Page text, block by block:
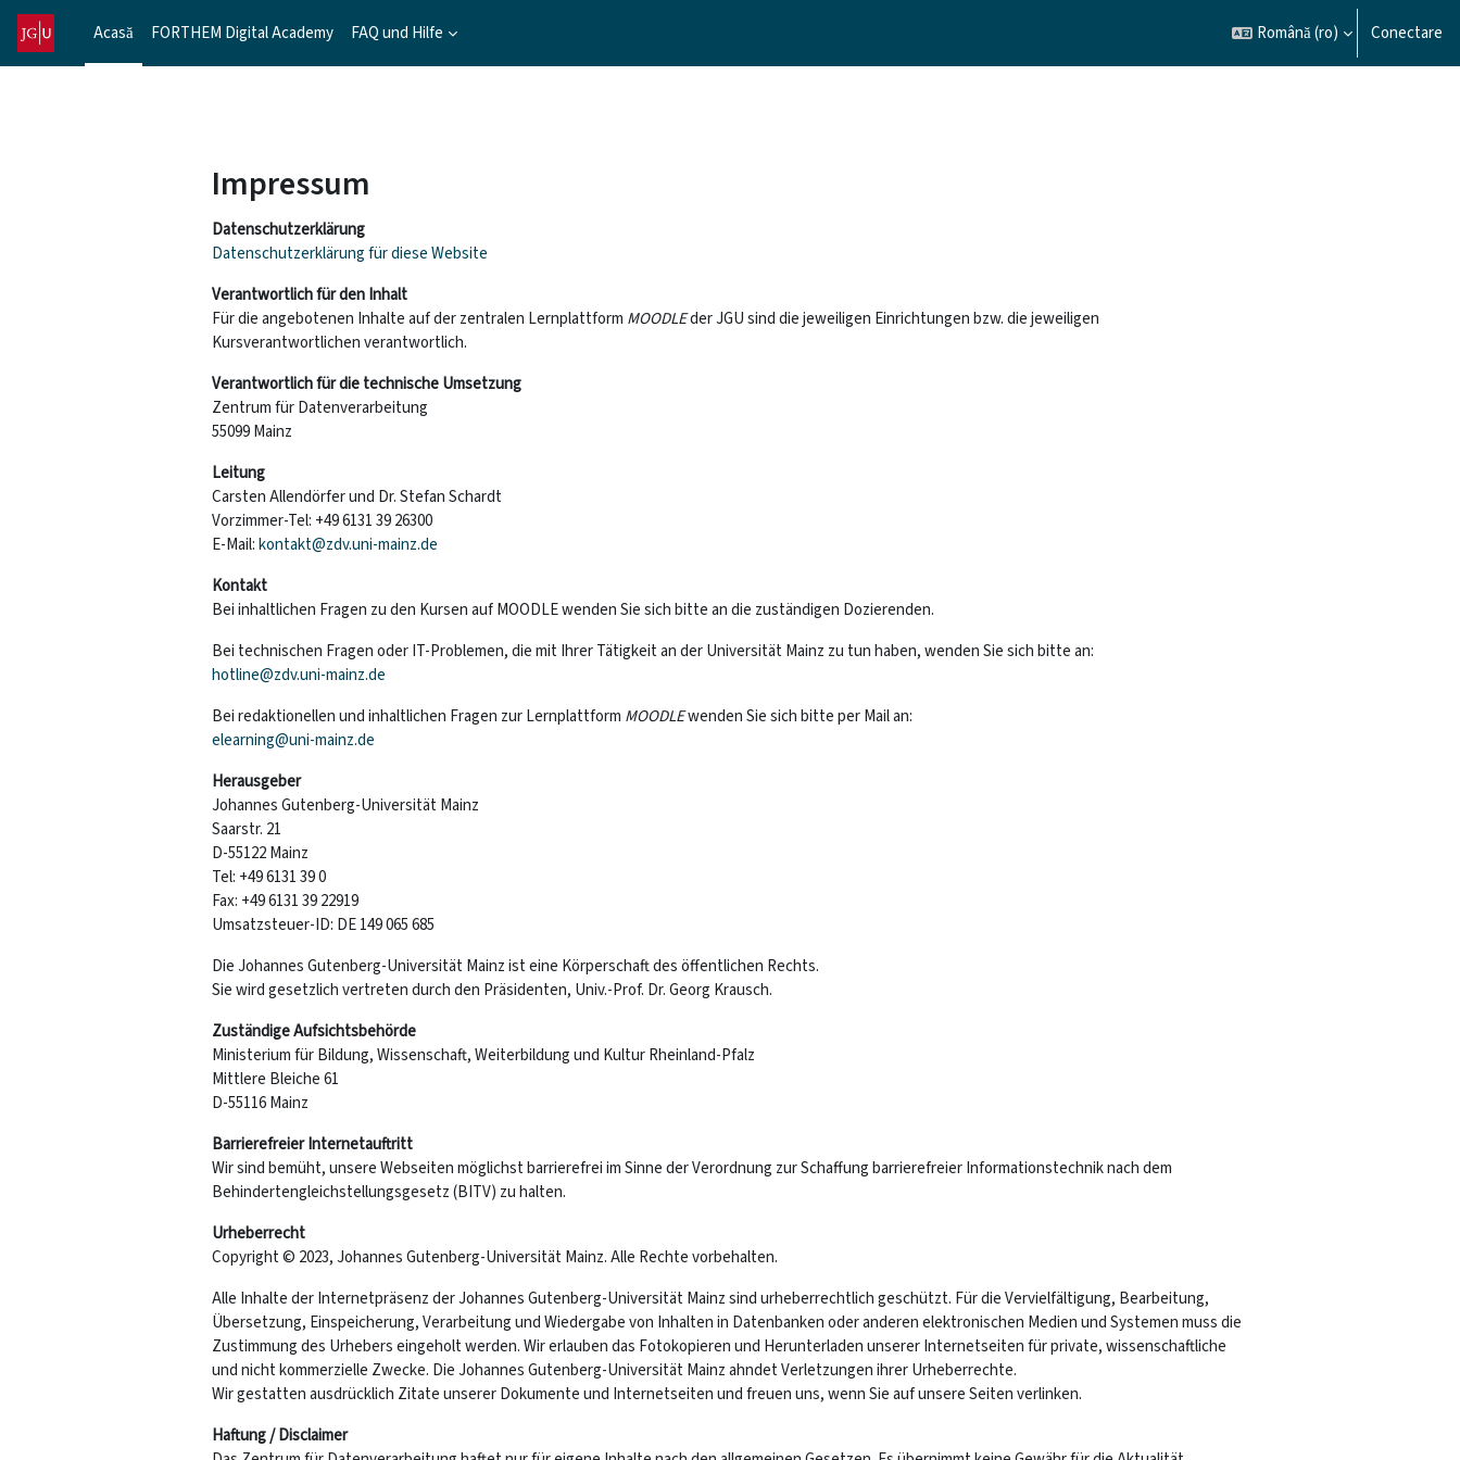
Sari la conţinutul principal
Acasă
FORTHEM Digital Academy FAQ und Hilfe Română ‎(ro)‎ Conectare
Impressum
Datenschutzerklärung
Datenschutzerklärung für diese Website
Verantwortlich für den Inhalt
Für die angebotenen Inhalte auf der zentralen Lernplattform MOODLEder JGU sind die jeweiligen Einrichtungen bzw. die jeweiligen
Kursverantwortlichen verantwortlich.
Verantwortlich für die technische Umsetzung
Zentrum für Datenverarbeitung
55099 Mainz
Leitung
Carsten Allendörfer und Dr. Stefan Schardt
Vorzimmer-Tel: +49 6131 39 26300
E-Mail:kontakt@zdv.uni-mainz.de
Kontakt
Bei inhaltlichen Fragen zu den Kursen auf MOODLE wenden Sie sich bitte an die zuständigen Dozierenden.
Bei technischen Fragen oder IT-Problemen, die mit Ihrer Tätigkeit an der Universität Mainz zu tun haben, wenden Sie sich bitte an:
hotline@zdv.uni-mainz.de
Bei redaktionellen und inhaltlichen Fragen zur Lernplattform MOODLEwenden Sie sich bitte per Mail an:
elearning@uni-mainz.de
Herausgeber
Johannes Gutenberg-Universität Mainz
Saarstr. 21
D-55122 Mainz
Tel: +49 6131 39 0
Fax: +49 6131 39 22919
Umsatzsteuer-ID: DE 149 065 685
Die Johannes Gutenberg-Universität Mainz ist eine Körperschaft des öffentlichen Rechts.
Sie wird gesetzlich vertreten durch den Präsidenten, Univ.-Prof. Dr. Georg Krausch.
Zuständige Aufsichtsbehörde
Ministerium für Bildung, Wissenschaft, Weiterbildung und Kultur Rheinland-Pfalz
Mittlere Bleiche 61
D-55116 Mainz
Barrierefreier Internetauftritt
Wir sind bemüht, unsere Webseiten möglichst barrierefrei im Sinne der Verordnung zur Schaffung barrierefreier Informationstechnik nach dem
Behindertengleichstellungsgesetz (BITV) zu halten.
Urheberrecht
Copyright © 2023, Johannes Gutenberg-Universität Mainz. Alle Rechte vorbehalten.
Alle Inhalte der Internetpräsenz der Johannes Gutenberg-Universität Mainz sind urheberrechtlich geschützt. Für die Vervielfältigung, Bearbeitung,
Übersetzung, Einspeicherung, Verarbeitung und Wiedergabe von Inhalten in Datenbanken oder anderen elektronischen Medien und Systemen muss die
Zustimmung des Urhebers eingeholt werden. Wir erlauben das Fotokopieren und Herunterladen unserer Internetseiten für private, wissenschaftliche
und nicht kommerzielle Zwecke. Die Johannes Gutenberg-Universität Mainz ahndet Verletzungen ihrer Urheberrechte.
Wir gestatten ausdrücklich Zitate unserer Dokumente und Internetseiten und freuen uns, wenn Sie auf unsere Seiten verlinken.
Haftung / Disclaimer